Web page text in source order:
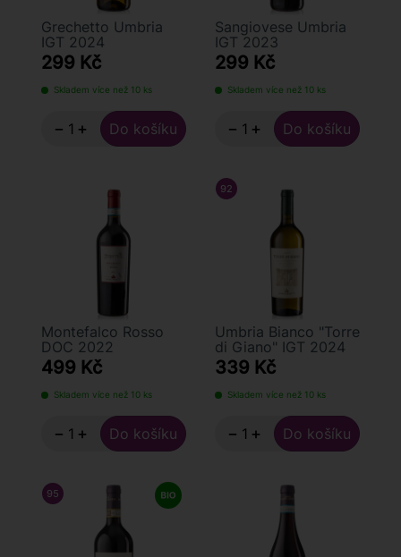
Grechetto Umbria
IGT 2024
299 Kč
Skladem více než 10 ks
− +
Sangiovese Umbria
IGT 2023
299 Kč
Skladem více než 10 ks
− +
Montefalco Rosso
DOC 2022
499 Kč
Skladem více než 10 ks
− +
92 FALSTAFF
Umbria Bianco "Torre
di Giano" IGT 2024
339 Kč
Skladem více než 10 ks
− +
95 LUCA MARONI